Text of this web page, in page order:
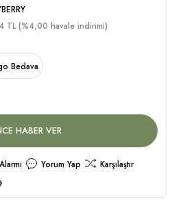
TL (%4,00 havale indirimi)
Bedava
HABER VER
Yorum Yap
Karşılaştır